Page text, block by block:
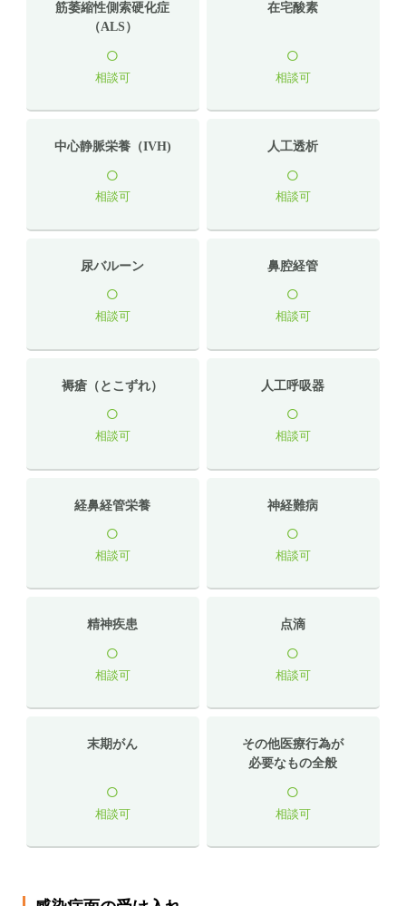
筋萎縮性側索硬化症
（ALS）
○
相談可
在宅酸素
○
相談可
中心静脈栄養（IVH)
○
相談可
人工透析
○
相談可
尿バルーン
○
相談可
鼻腔経管
○
相談可
褥瘡（とこずれ）
○
相談可
人工呼吸器
○
相談可
経鼻経管栄養
○
相談可
神経難病
○
相談可
精神疾患
○
相談可
点滴
○
相談可
末期がん
○
相談可
その他医療行為が
必要なもの全般
○
相談可